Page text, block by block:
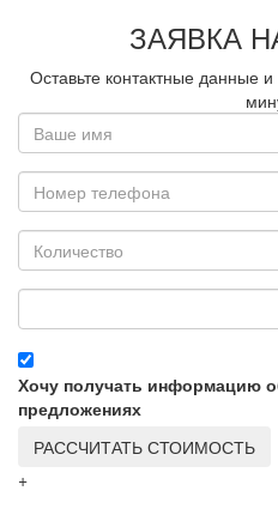
ЗАЯВКА
Оставьте контактные данные
Хочу получать информацию
предложениях
РАССЧИТАТЬ СТОИМОСТЬ
+